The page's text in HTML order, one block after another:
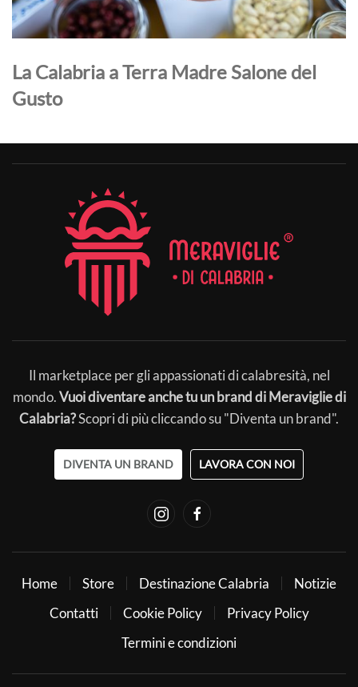
La Calabria a Terra Madre Salone del
Gusto
Il marketplace per gli appassionati di calabresità, nel
mondo.Vuoi diventare anche tu un brand di Meraviglie di
Calabria?Scopri di più cliccando su "Diventa un brand".
DIVENTA UN BRAND LAVORA CON NOI
Home Store Destinazione Calabria
Notizie
Contatti
Cookie Policy
Privacy Policy
Termini e condizioni